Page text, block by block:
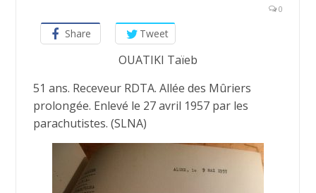
0
Share Tweet
OUATIKI Taïeb
51 ans. Receveur RDTA. Allée des Mûriers
prolongée. Enlevé le 27 avril 1957 par les
parachutistes. (SLNA)